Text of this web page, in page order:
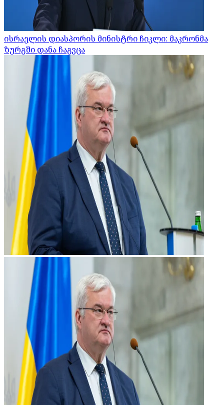
ისრაელის დიასპორის მინისტრი ჩიკლი: მაკრონმა
ზურგში დანა ჩაგვცა